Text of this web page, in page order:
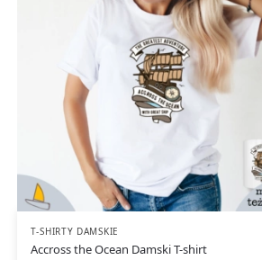
T-SHIRTY DAMSKIE
Accross the Ocean Damski T-shirt